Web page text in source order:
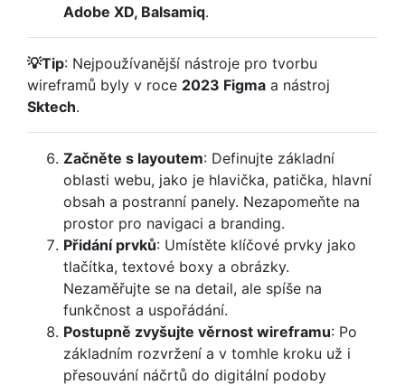
Adobe XD, Balsamiq.
💡Tip: Nejpoužívanější nástroje pro tvorbu
wireframů byly v roce 2023 Figma a nástroj
Sktech.
Začněte s layoutem: Definujte základní
oblasti webu, jako je hlavička, patička, hlavní
obsah a postranní panely. Nezapomeňte na
prostor pro navigaci a branding.
Přidání prvků: Umístěte klíčové prvky jako
tlačítka, textové boxy a obrázky.
Nezaměřujte se na detail, ale spíše na
funkčnost a uspořádání.
Postupně zvyšujte věrnost wireframu: Po
základním rozvržení a v tomhle kroku už i
přesouvání náčrtů do digitální podoby